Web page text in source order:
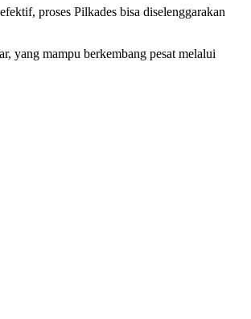
proses Pilkades bisa diselenggarakan
yang mampu berkembang pesat melalui